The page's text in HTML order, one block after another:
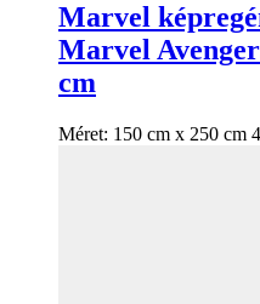
Marvel
Marvel
cm
Méret: 150 cm x 250 cm